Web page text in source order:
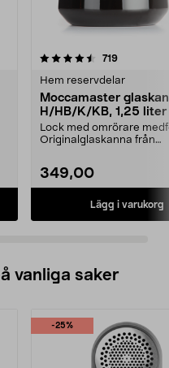
719
Hem reservdelar
Moccamaster
H/HB/K/KB, 1,25 liter
Lock med omrörare
Originalglaskanna från
349,00
Lägg i varukorg
4.5 av 5 stjärnor
vanliga saker
-25%